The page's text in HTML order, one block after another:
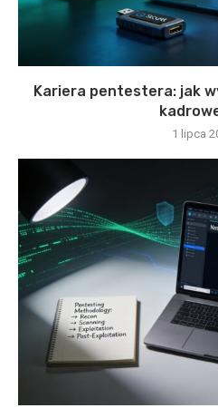
Kariera pentestera: jak
1 lipca